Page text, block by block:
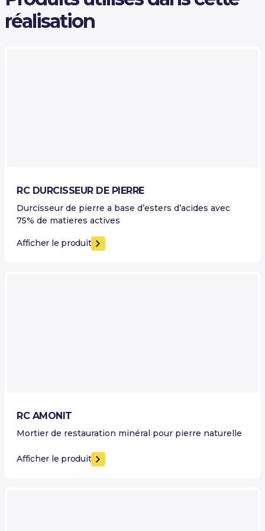
réalisation
RC DURCISSEUR DE PIERRE
Durcisseur de pierre a base d’esters d’acides avec
75% de matieres actives
Afficher le produit
RC AMONIT
Mortier de restauration minéral pour pierre naturelle
Afficher le produit